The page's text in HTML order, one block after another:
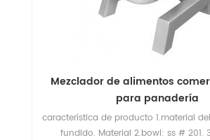
Mezclador de alimentos
para panadería
característica de producto 1.material
fundido. Material 2.bowl: ss # 201.